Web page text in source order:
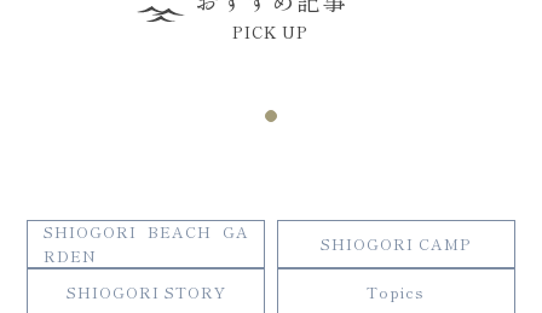
PICK UP
SHIOGORI BEACH GA
RDEN
SHIOGORI CAMP
SHIOGORI STORY Topics